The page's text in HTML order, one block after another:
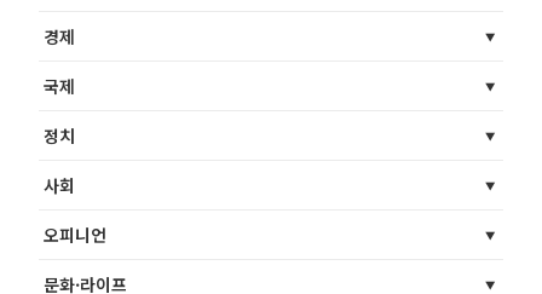
경제
국제
정치
사회
오피니언
문화·라이프